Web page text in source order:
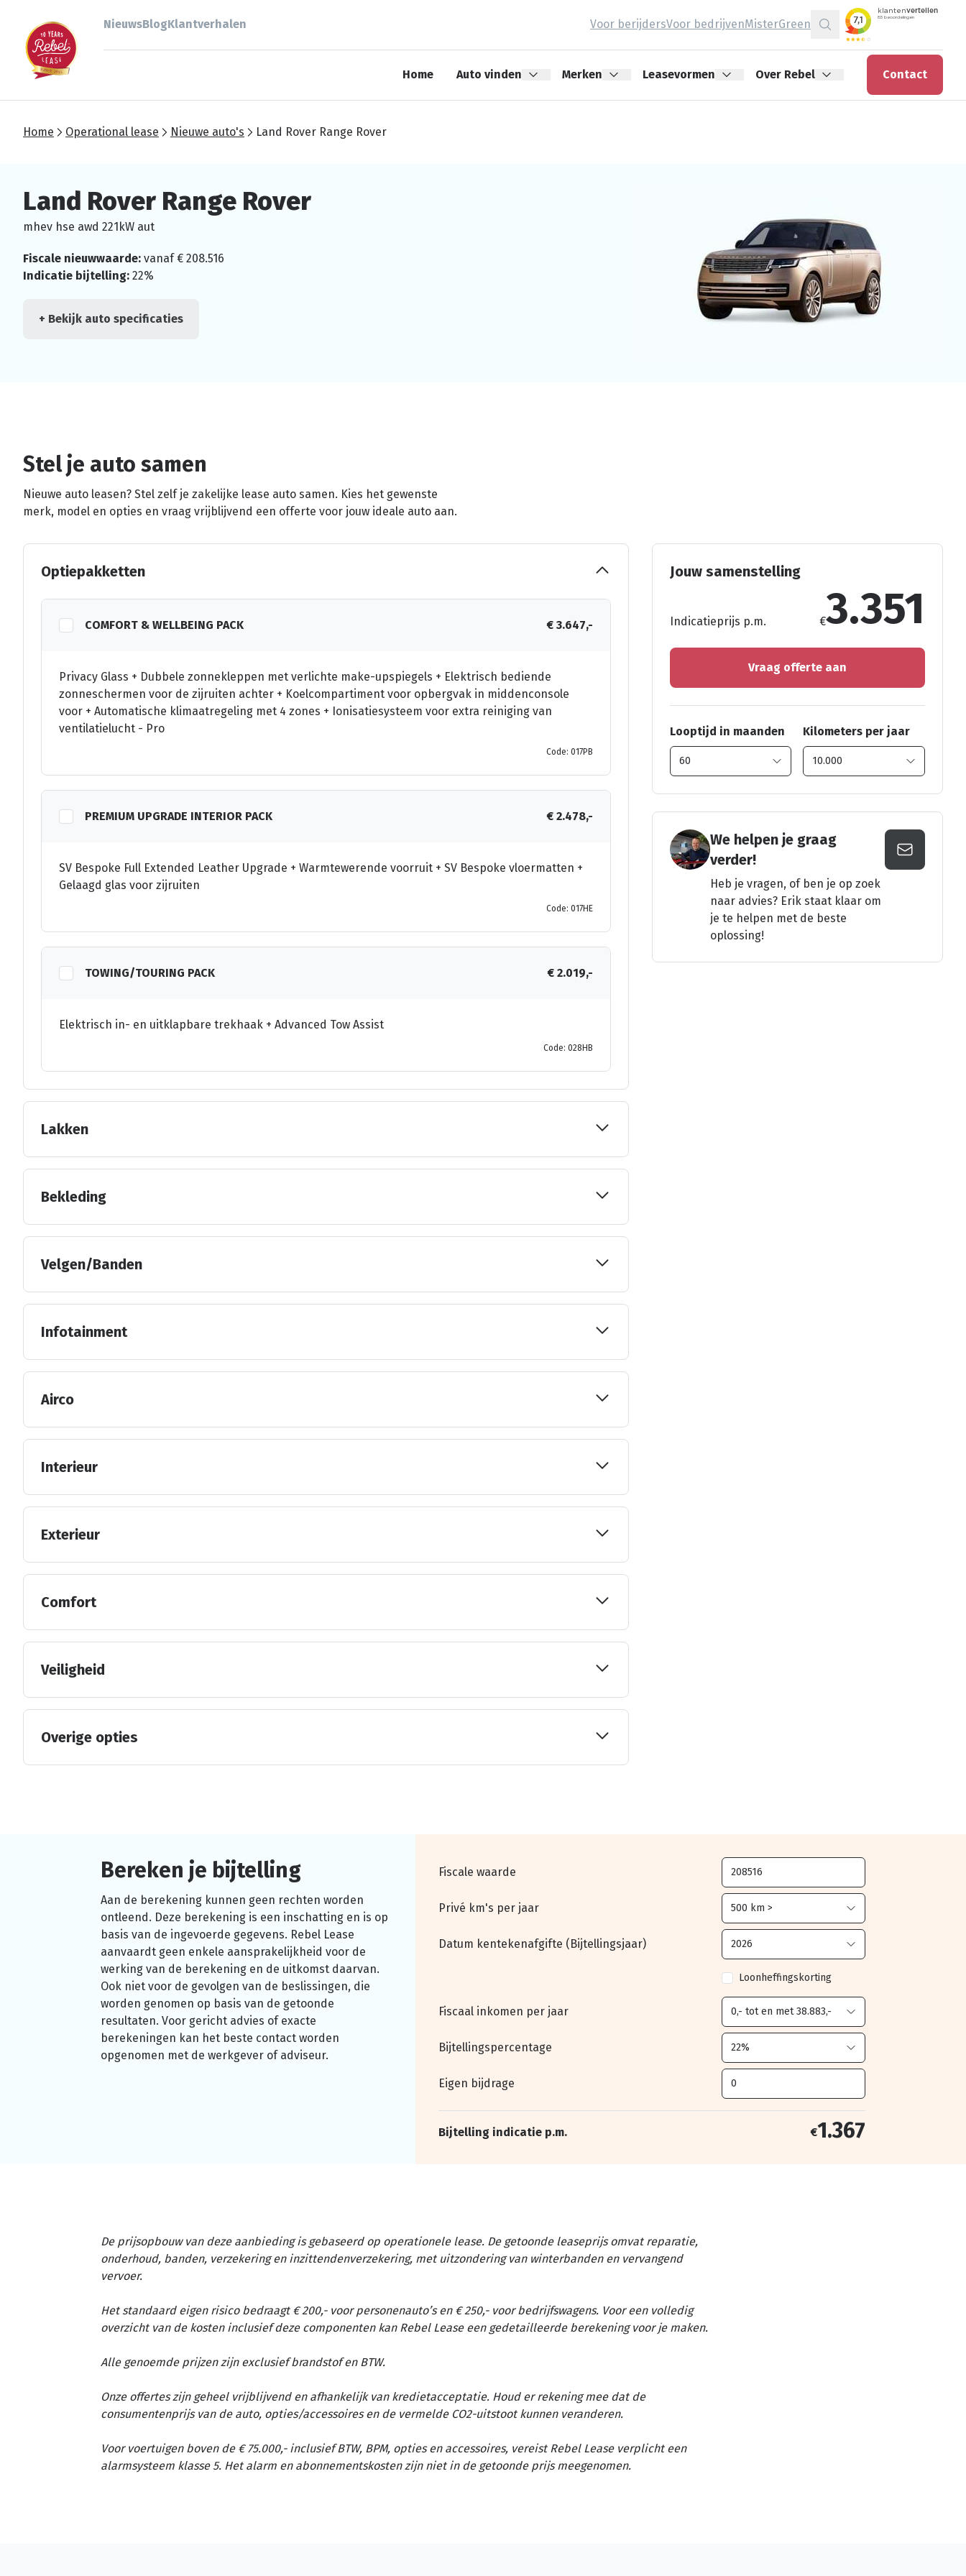
NieuwsBlogKlantverhalen Voor berijdersVoor bedrijvenMisterGreen
Zoeken
Home Auto vinden Merken Leasevormen Over Rebel Contact
Home Operational lease Nieuwe auto's Land Rover Range Rover
Land Rover Range Rover
mhev hse awd 221kW aut
Fiscale nieuwwaarde: vanaf € 208.516
Indicatie bijtelling: 22%
+ Bekijk auto specificaties
Stel je auto samen
Nieuwe auto leasen? Stel zelf je zakelijke lease auto samen. Kies het gewenste
merk, model en opties en vraag vrijblijvend een offerte voor jouw ideale auto aan.
Optiepakketten
COMFORT & WELLBEING PACK € 3.647,-
Privacy Glass + Dubbele zonnekleppen met verlichte make-upspiegels + Elektrisch bediende
zonneschermen voor de zijruiten achter + Koelcompartiment voor opbergvak in middenconsole
voor + Automatische klimaatregeling met 4 zones + Ionisatiesysteem voor extra reiniging van
ventilatielucht - Pro
Code: 017PB
PREMIUM UPGRADE INTERIOR PACK € 2.478,-
SV Bespoke Full Extended Leather Upgrade + Warmtewerende voorruit + SV Bespoke vloermatten +
Gelaagd glas voor zijruiten
Code: 017HE
TOWING/TOURING PACK € 2.019,-
Elektrisch in- en uitklapbare trekhaak + Advanced Tow Assist
Code: 028HB
Lakken
Bekleding
Velgen/Banden
Infotainment
Airco
Interieur
Exterieur
Comfort
Veiligheid
Overige opties
Jouw samenstelling
Indicatieprijs p.m. €3.351
Vraag offerte aan
Looptijd in maanden Kilometers per jaar
We helpen je graag
verder!
Heb je vragen, of ben je op zoek
naar advies? Erik staat klaar om
je te helpen met de beste
oplossing!
Bereken je bijtelling
Aan de berekening kunnen geen rechten worden
ontleend. Deze berekening is een inschatting en is op
basis van de ingevoerde gegevens. Rebel Lease
aanvaardt geen enkele aansprakelijkheid voor de
werking van de berekening en de uitkomst daarvan.
Ook niet voor de gevolgen van de beslissingen, die
worden genomen op basis van de getoonde
resultaten. Voor gericht advies of exacte
berekeningen kan het beste contact worden
opgenomen met de werkgever of adviseur.
Fiscale waarde
Privé km's per jaar
Datum kentekenafgifte (Bijtellingsjaar)
Loonheffingskorting
Fiscaal inkomen per jaar
Bijtellingspercentage
Eigen bijdrage
Bijtelling indicatie p.m. €1.367
De prijsopbouw van deze aanbieding is gebaseerd op operationele lease. De getoonde leaseprijs omvat reparatie,
onderhoud, banden, verzekering en inzittendenverzekering, met uitzondering van winterbanden en vervangend
vervoer.
Het standaard eigen risico bedraagt € 200,- voor personenauto’s en € 250,- voor bedrijfswagens. Voor een volledig
overzicht van de kosten inclusief deze componenten kan Rebel Lease een gedetailleerde berekening voor je maken.
Alle genoemde prijzen zijn exclusief brandstof en BTW.
Onze offertes zijn geheel vrijblijvend en afhankelijk van kredietacceptatie. Houd er rekening mee dat de
consumentenprijs van de auto, opties/accessoires en de vermelde CO2-uitstoot kunnen veranderen.
Voor voertuigen boven de € 75.000,- inclusief BTW, BPM, opties en accessoires, vereist Rebel Lease verplicht een
alarmsysteem klasse 5. Het alarm en abonnementskosten zijn niet in de getoonde prijs meegenomen.